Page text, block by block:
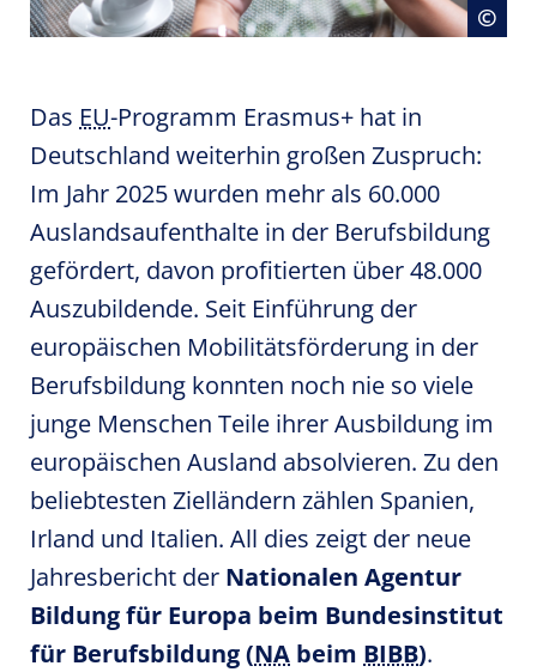
©
Das EU-Programm Erasmus+ hat in
Deutschland weiterhin großen Zuspruch:
Im Jahr 2025 wurden mehr als 60.000
Auslandsaufenthalte in der Berufsbildung
gefördert, davon profitierten über 48.000
Auszubildende. Seit Einführung der
europäischen Mobilitätsförderung in der
Berufsbildung konnten noch nie so viele
junge Menschen Teile ihrer Ausbildung im
europäischen Ausland absolvieren. Zu den
beliebtesten Zielländern zählen Spanien,
Irland und Italien. All dies zeigt der neue
Jahresbericht der Nationalen Agentur
Bildung für Europa beim Bundesinstitut
für Berufsbildung (NA beim BIBB).